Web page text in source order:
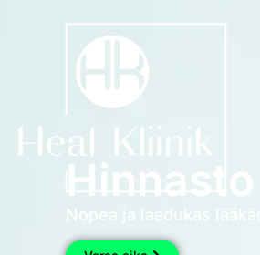
Hinnasto
Nopea ja laadukas